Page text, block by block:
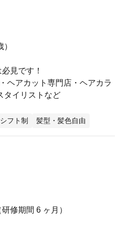
見です！
ヘアカット専門店・ヘアカラ
タイリストなど
シフト制 髪型・髪色自由
修期間 6 ヶ月）